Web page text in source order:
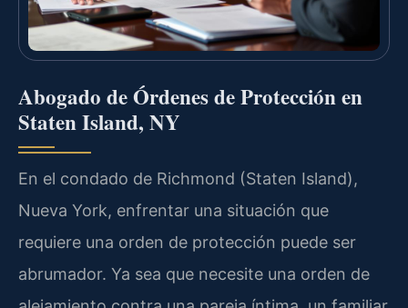
Abogado de Órdenes de Protección en
Staten Island, NY
En el condado de Richmond (Staten Island),
Nueva York, enfrentar una situación que
requiere una orden de protección puede ser
abrumador. Ya sea que necesite una orden de